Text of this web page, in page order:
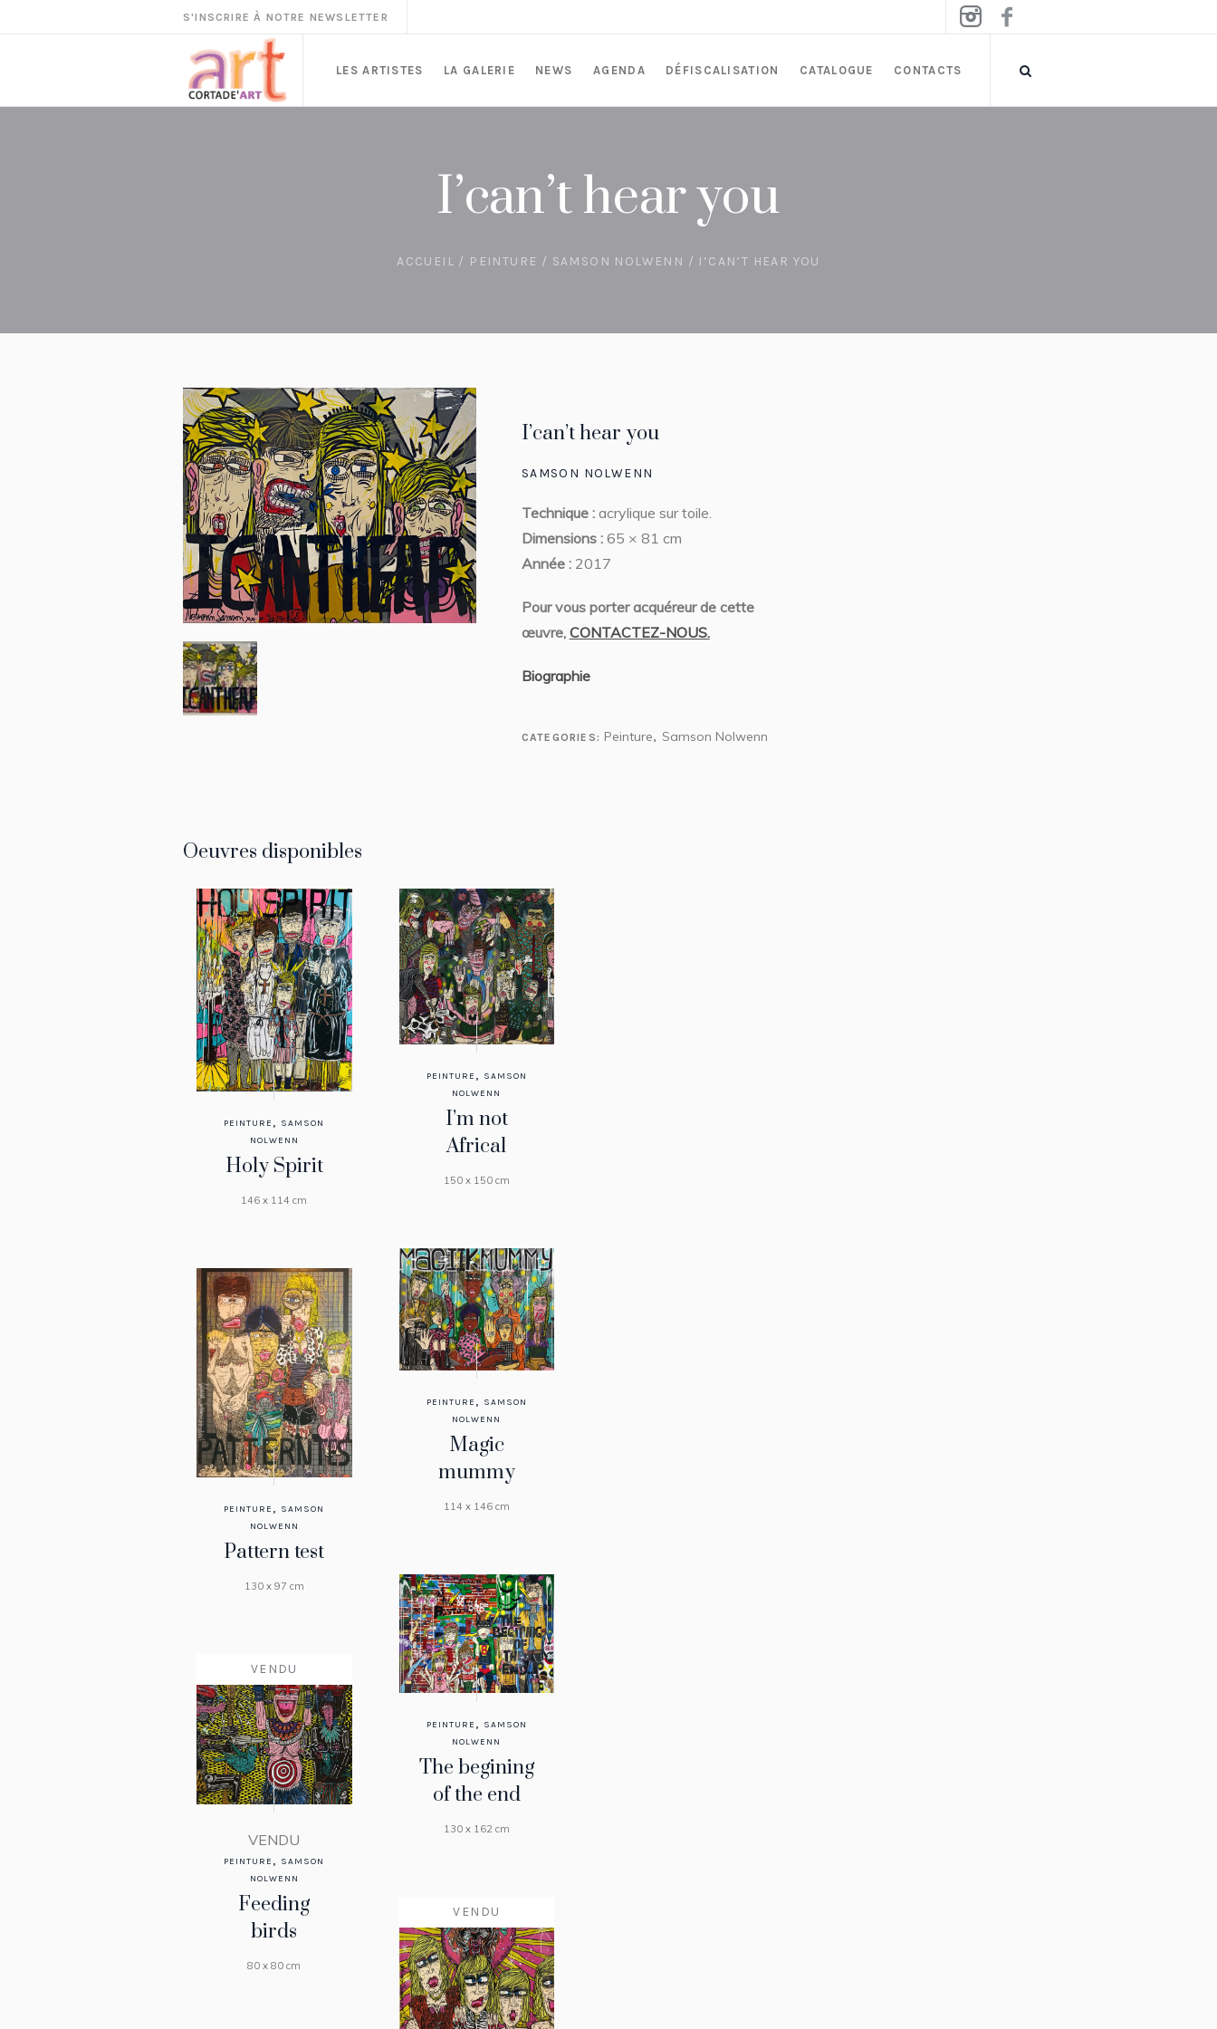
S'INSCRIRE À NOTRE NEWSLETTER
LES ARTISTES LA GALERIE NEWS AGENDA DÉFISCALISATION CATALOGUE CONTACTS
I’can’t hear you
ACCUEIL / PEINTURE / SAMSON NOLWENN / I’CAN’T HEAR YOU
I’can’t hear you
SAMSON NOLWENN
Technique : acrylique sur toile.
Dimensions :65 × 81 cm
Année : 2017
Pour vous porter acquéreur de cette
œuvre, CONTACTEZ-NOUS.
Biographie
CATEGORIES: Peinture, Samson Nolwenn
Oeuvres disponibles
PEINTURE , SAMSON
NOLWENN
Holy Spirit
146 x 114 cm
PEINTURE , SAMSON
NOLWENN
I’m not
Africal
150 x 150 cm
PEINTURE , SAMSON
NOLWENN
Magic
mummy
114 x 146 cm
PEINTURE , SAMSON
NOLWENN
Pattern test
130 x 97 cm
PEINTURE , SAMSON
NOLWENN
The begining
of the end
130 x 162 cm
VENDU
VENDU
PEINTURE , SAMSON
NOLWENN
Feeding
birds
80 x 80 cm
VENDU